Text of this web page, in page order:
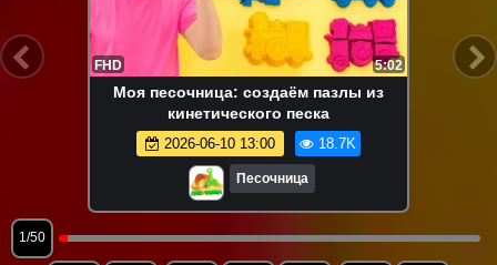
FHD 5:02
Моя песочница: создаём пазлы из
кинетического песка
2026-06-10 13:00 18.7K
Песочница
1/50